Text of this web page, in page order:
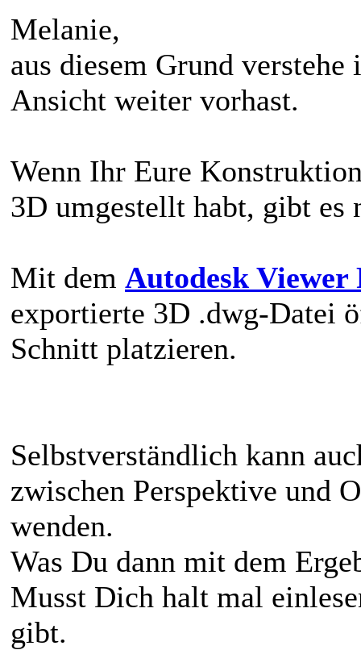
Melanie,
aus diesem Grund
Ansicht weiter vorhast.
Wenn Ihr Eure
3D umgestellt habt, gibt
Mit dem Autodesk Viewer
exportierte 3D .dwg-Datei
Schnitt platzieren.
Selbstverständlich kann
zwischen Perspektive und
wenden.
Was Du dann mit dem
Musst Dich halt mal
gibt.